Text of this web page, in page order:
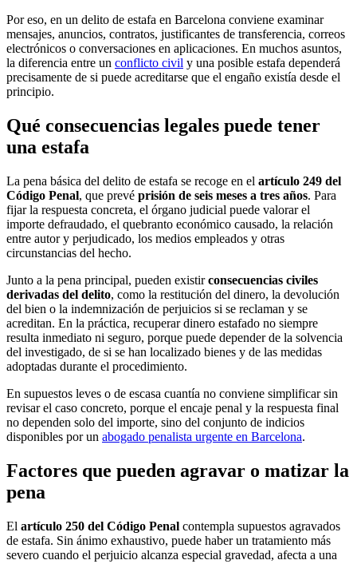
Por eso, en un delito de estafa en Barcelona conviene examinar
mensajes, anuncios, contratos, justificantes de transferencia, correos
electrónicos o conversaciones en aplicaciones. En muchos asuntos,
la diferencia entre un conflicto civil y una posible estafa dependerá
precisamente de si puede acreditarse que el engaño existía desde el
principio.
Qué consecuencias legales puede tener
una estafa
La pena básica del delito de estafa se recoge en el artículo 249 del
Código Penal, que prevé prisión de seis meses a tres años. Para
fijar la respuesta concreta, el órgano judicial puede valorar el
importe defraudado, el quebranto económico causado, la relación
entre autor y perjudicado, los medios empleados y otras
circunstancias del hecho.
Junto a la pena principal, pueden existirconsecuencias civiles
derivadas del delito, como la restitución del dinero, la devolución
del bien o la indemnización de perjuicios si se reclaman y se
acreditan. En la práctica, recuperar dinero estafado no siempre
resulta inmediato ni seguro, porque puede depender de la solvencia
del investigado, de si se han localizado bienes y de las medidas
adoptadas durante el procedimiento.
En supuestos leves o de escasa cuantía no conviene simplificar sin
revisar el caso concreto, porque el encaje penal y la respuesta final
no dependen solo del importe, sino del conjunto de indicios
disponibles por un abogado penalista urgente en Barcelona.
Factores que pueden agravar o matizar la
pena
El artículo 250 del Código Penal contempla supuestos agravados
de estafa. Sin ánimo exhaustivo, puede haber un tratamiento más
severo cuando el perjuicio alcanza especial gravedad, afecta a una